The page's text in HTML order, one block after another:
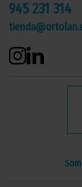
945 231 314